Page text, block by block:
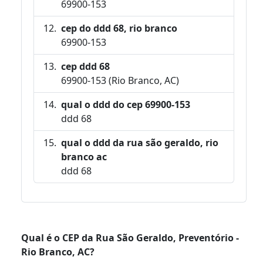
69900-153
cep do ddd 68, rio branco
69900-153
cep ddd 68
69900-153 (Rio Branco, AC)
qual o ddd do cep 69900-153
ddd 68
qual o ddd da rua são geraldo, rio
branco ac
ddd 68
Qual é o CEP da Rua São Geraldo, Preventório -
Rio Branco, AC?